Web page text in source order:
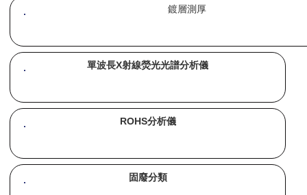
鍍層測厚
單波長X射線熒光光譜分析儀
ROHS分析儀
固廢分類